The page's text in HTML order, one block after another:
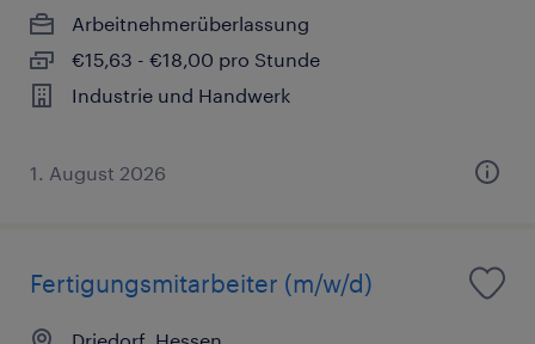
Arbeitnehmerüberlassung
€15,63 - €18,00 pro Stunde
Industrie und Handwerk
1. August 2026
Fertigungsmitarbeiter (m/w/d)